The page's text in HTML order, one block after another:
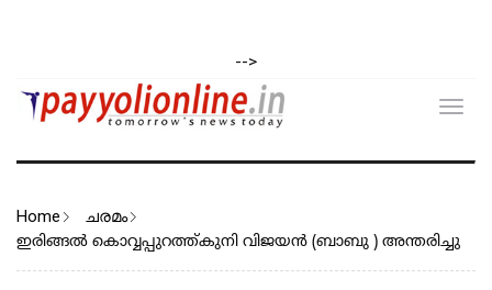
-->
Home ചരമം
ഇരിങ്ങൽ കൊവ്വപ്പുറത്ത്കുനി വിജയൻ (ബാബു ) അന്തരിച്ചു